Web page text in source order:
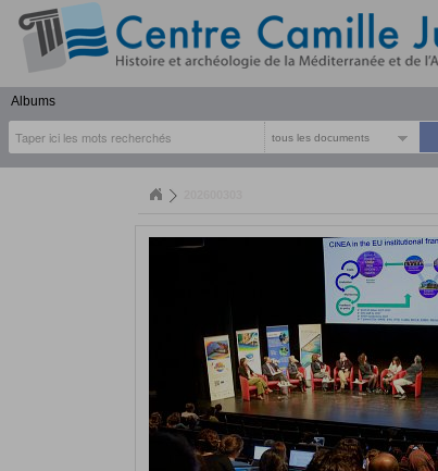
Albums
tous les documents